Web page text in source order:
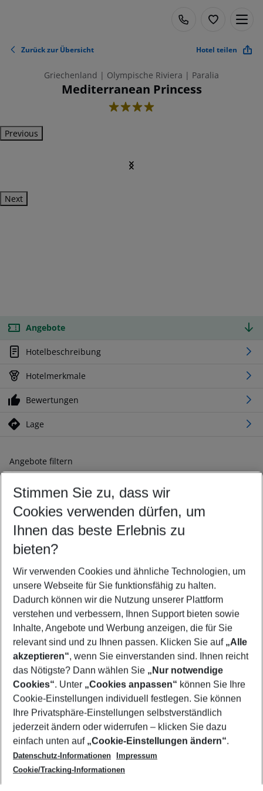
Zurück zur Übersicht Hotel teilen
Griechenland | Olympische Riviera | Paralia
Mediterranean Princess
4
Previous
Next
Angebote
Hotelbeschreibung
Hotelmerkmale
Bewertungen
Lage
Angebote filtern
Ändern Sie Ihre Kriterien nach Ihren Wünschen
Abflughafen wählen
Beliebiger Abflughafen
Reisezeitraum wählen
09.08.26– 07.08.27 5-8 Nächte
2 Erwachsene Keine Kinder
Mehr Filter anzeigen
Footer
Footer navigation
Über uns
AGB
Cookie-Einstellungen ändern
Cookie-Richtlinie
Datenschutz
Service & Hilfe
Barrierefreies Reisen
Check-in
Folgen Sie uns
Stimmen Sie zu, dass wir
Cookies verwenden dürfen, um
Ihnen das beste Erlebnis zu
bieten?
Wir verwenden Cookies und ähnliche Technologien, um
unsere Webseite für Sie funktionsfähig zu halten.
Dadurch können wir die Nutzung unserer Plattform
verstehen und verbessern, Ihnen Support bieten sowie
Inhalte, Angebote und Werbung anzeigen, die für Sie
relevant sind und zu Ihnen passen. Klicken Sie auf „Alle
akzeptieren“, wenn Sie einverstanden sind. Ihnen reicht
das Nötigste? Dann wählen Sie „Nur notwendige
Cookies“. Unter „Cookies anpassen“ können Sie Ihre
Cookie-Einstellungen individuell festlegen. Sie können
Ihre Privatsphäre-Einstellungen selbstverständlich
jederzeit ändern oder widerrufen – klicken Sie dazu
einfach unten auf „Cookie-Einstellungen ändern“.
Datenschutz-Informationen
Impressum
Cookie/Tracking-Informationen